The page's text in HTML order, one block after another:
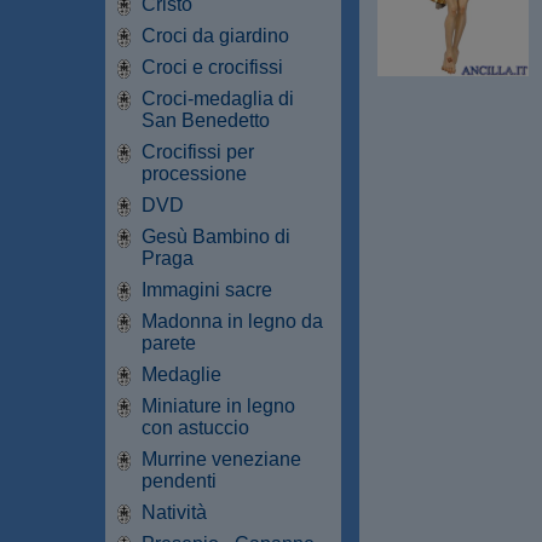
Croci da giardino
Croci e crocifissi
Croci-medaglia di
San Benedetto
Crocifissi per
processione
DVD
Gesù Bambino di
Praga
Immagini sacre
Madonna in legno da
parete
Medaglie
Miniature in legno
con astuccio
Murrine veneziane
pendenti
Natività